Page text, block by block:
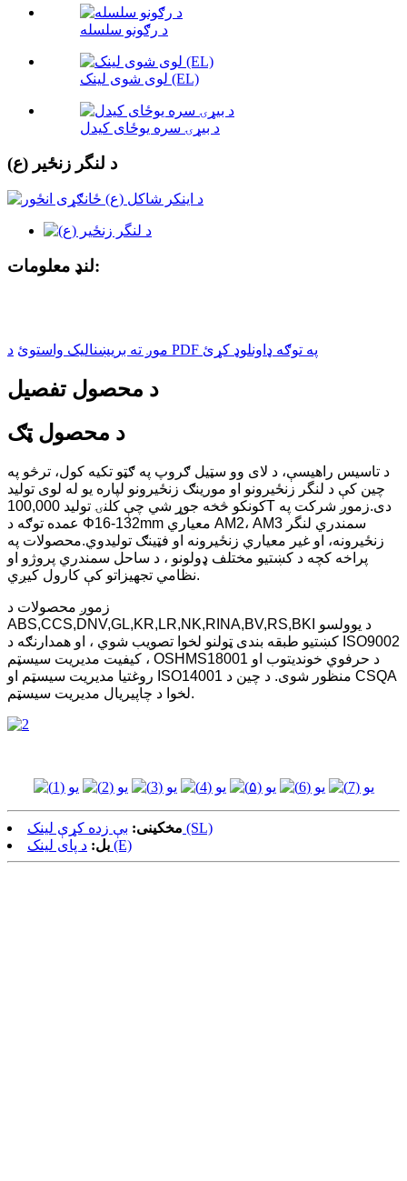
د رګونو سلسله
لوی شوی لینک (EL)
د بیړۍ سره یوځای کیدل
د لنگر زنځیر (ع)
لنډ معلومات:
موږ ته بریښنالیک واستوئ د PDF په توګه ډاونلوډ کړئ
د محصول تفصیل
د محصول ټګ
د تاسیس راهیسې، د لای وو سټیل ګروپ په ګټو تکیه کول، ترڅو په
چین کې د لنگر زنځیرونو او مورینګ زنځیرونو لپاره یو له لوی تولید
کونکو څخه جوړ شي چې کلنۍ تولید 100,000T دی.زموږ شرکت په
عمده توګه د Φ16-132mm معیاري AM2، AM3 سمندري لنگر
زنځیرونه، او غیر معیاري زنځیرونه او فټینګ تولیدوي.محصولات په
پراخه کچه د کښتیو مختلف ډولونو ، د ساحل سمندري پروژو او
نظامي تجهیزاتو کې کارول کیږي.
زموږ محصولات د
ABS,CCS,DNV,GL,KR,LR,NK,RINA,BV,RS,BKI د یوولسو
کښتیو طبقه بندی ټولنو لخوا تصویب شوي ، او همدارنګه د ISO9002
کیفیت مدیریت سیسټم ، OSHMS18001 د حرفوي خوندیتوب او
روغتیا مدیریت سیسټم او ISO14001 منظور شوی. د چین د CSQA
لخوا د چاپیریال مدیریت سیسټم.
مخکینی: بې زده کړې لینک (SL)
بل: د پای لینک (E)